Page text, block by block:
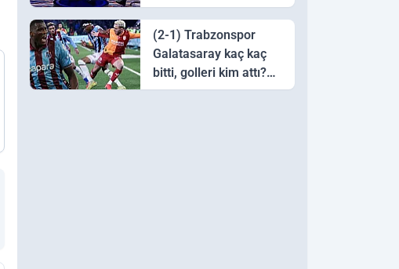
sazı çalarsa tingirdatır"
sözünü söyleyen halk
ozanı hangisidir?
(2-1) Trabzonspor
Galatasaray kaç kaç
bitti, golleri kim attı?
Trabzonspor